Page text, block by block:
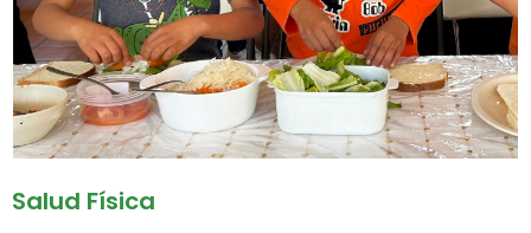
Salud Física​